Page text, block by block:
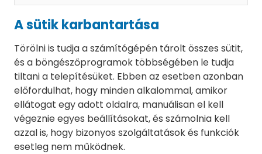
A sütik karbantartása
Törölni is tudja a számítógépén tárolt összes sütit,
és a böngészőprogramok többségében le tudja
tiltani a telepítésüket. Ebben az esetben azonban
előfordulhat, hogy minden alkalommal, amikor
ellátogat egy adott oldalra, manuálisan el kell
végeznie egyes beállításokat, és számolnia kell
azzal is, hogy bizonyos szolgáltatások és funkciók
esetleg nem működnek.